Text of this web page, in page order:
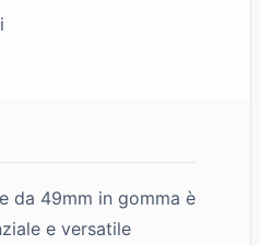
da 49mm in gomma è
e versatile